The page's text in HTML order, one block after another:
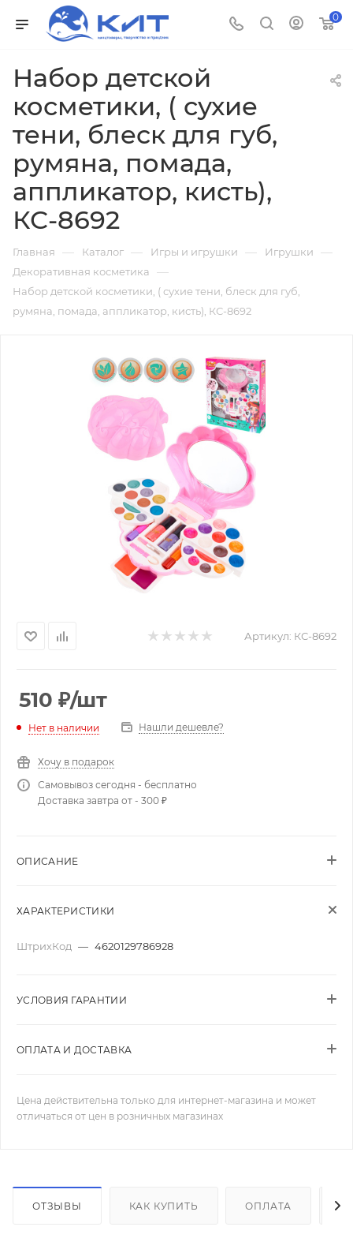
0
Набор детской
косметики, ( сухие
тени, блеск для губ,
румяна, помада,
аппликатор, кисть),
КС-8692
Главная — Каталог — Игры и игрушки — Игрушки —
Декоративная косметика —
Набор детской косметики, ( сухие тени, блеск для губ,
румяна, помада, аппликатор, кисть), КС-8692
Артикул: КС-8692
510 ₽/шт
Нет в наличии Нашли дешевле?
Хочу в подарок
Самовывоз сегодня - бесплатно
Доставка завтра от - 300 ₽
ОПИСАНИЕ
ХАРАКТЕРИСТИКИ
ШтрихКод — 4620129786928
УСЛОВИЯ ГАРАНТИИ
ОПЛАТА И ДОСТАВКА
Цена действительна только для интернет-магазина и может
отличаться от цен в розничных магазинах
ОТЗЫВЫ КАК КУПИТЬ ОПЛАТА